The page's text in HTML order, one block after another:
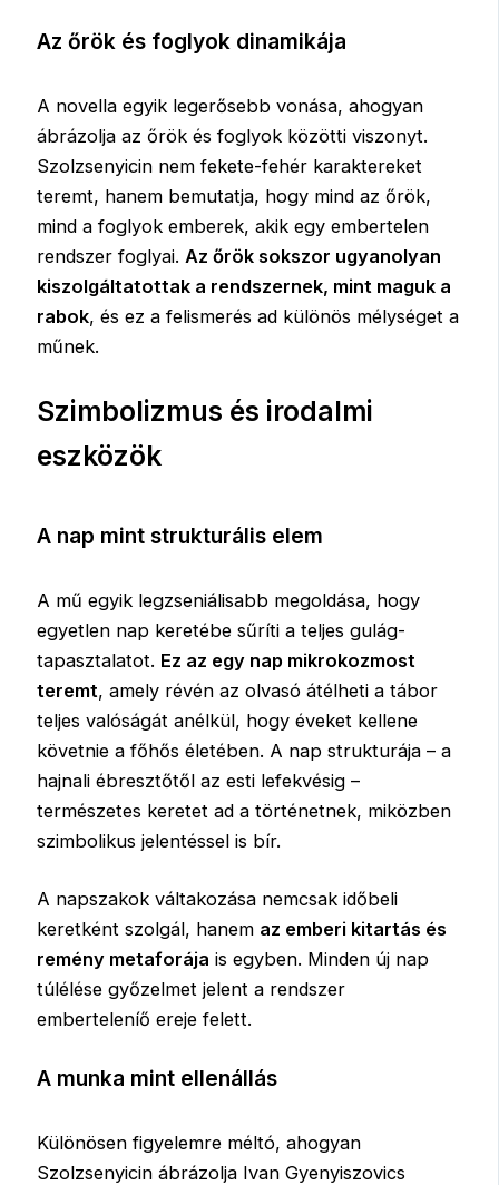
Az őrök és foglyok dinamikája
A novella egyik legerősebb vonása, ahogyan
ábrázolja az őrök és foglyok közötti viszonyt.
Szolzsenyicin nem fekete-fehér karaktereket
teremt, hanem bemutatja, hogy mind az őrök,
mind a foglyok emberek, akik egy embertelen
rendszer foglyai. Az őrök sokszor ugyanolyan
kiszolgáltatottak a rendszernek, mint maguk a
rabok, és ez a felismerés ad különös mélységet a
műnek.
Szimbolizmus és irodalmi
eszközök
A nap mint strukturális elem
A mű egyik legzseniálisabb megoldása, hogy
egyetlen nap keretébe sűríti a teljes gulág-
tapasztalatot. Ez az egy nap mikrokozmost
teremt, amely révén az olvasó átélheti a tábor
teljes valóságát anélkül, hogy éveket kellene
követnie a főhős életében. A nap strukturája – a
hajnali ébresztőtől az esti lefekvésig –
természetes keretet ad a történetnek, miközben
szimbolikus jelentéssel is bír.
A napszakok váltakozása nemcsak időbeli
keretként szolgál, hanem az emberi kitartás és
remény metaforája is egyben. Minden új nap
túlélése győzelmet jelent a rendszer
emberteleníő ereje felett.
A munka mint ellenállás
Különösen figyelemre méltó, ahogyan
Szolzsenyicin ábrázolja Ivan Gyenyiszovics